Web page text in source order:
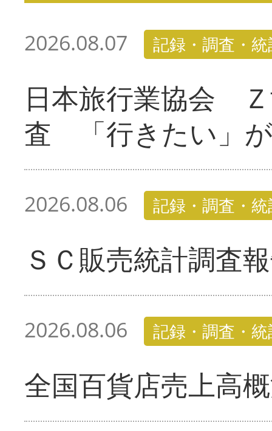
2026.08.07 記録・調査・
日本旅行業協会
査 「行きたい」
2026.08.06 記録・調査・
ＳＣ販売統計調査
2026.08.06 記録・調査・
全国百貨店売上高